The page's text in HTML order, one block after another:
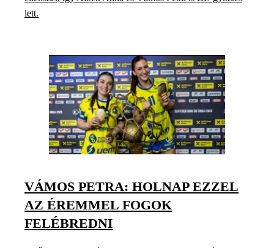
lett.
VÁMOS PETRA: HOLNAP EZZEL
AZ ÉREMMEL FOGOK
FELÉBREDNI